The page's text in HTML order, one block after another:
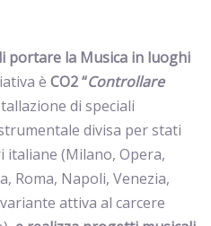
portare la Musica in luoghi
è CO2 “Controllare
di speciali
divisa per stati
italiane (Milano, Opera,
Roma, Napoli, Venezia,
attiva al carcere